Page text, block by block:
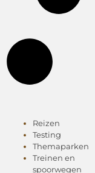
Reizen
Testing
Themaparken
Treinen en
spoorwegen